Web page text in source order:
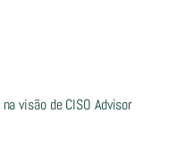
visão de CISO Advisor